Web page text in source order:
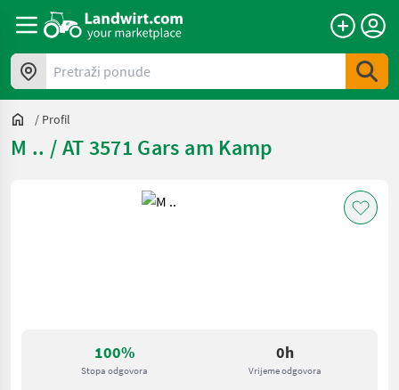
Pretraži ponude
/ Profil
M .. / AT 3571 Gars am Kamp
100%
Stopa odgovora
0h
Vrijeme odgovora